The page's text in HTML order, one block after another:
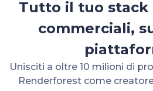
Tutto il tuo
commerciali,
Unisciti a oltre 10 milioni di
Renderforest come